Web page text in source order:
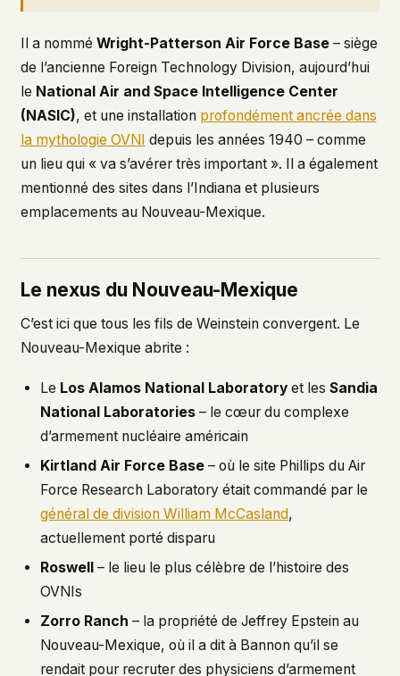
Il a nommé Wright-Patterson Air Force Base– siège
de l’ancienne Foreign Technology Division, aujourd’hui
le National Air and Space Intelligence Center
(NASIC), et une installation profondément ancrée dans
la mythologie OVNI depuis les années 1940 – comme
un lieu qui « va s’avérer très important ». Il a également
mentionné des sites dans l’Indiana et plusieurs
emplacements au Nouveau-Mexique.
Le nexus du Nouveau-Mexique
C’est ici que tous les fils de Weinstein convergent. Le
Nouveau-Mexique abrite :
Le Los Alamos National Laboratory et les Sandia
National Laboratories – le cœur du complexe
d’armement nucléaire américain
Kirtland Air Force Base – où le site Phillips du Air
Force Research Laboratory était commandé par le
général de division William McCasland,
actuellement porté disparu
Roswell
– le lieu le plus célèbre de l’histoire des
OVNIs
Zorro Ranch – la propriété de Jeffrey Epstein au
Nouveau-Mexique, où il a dit à Bannon qu’il se
rendait pour recruter des physiciens d’armement